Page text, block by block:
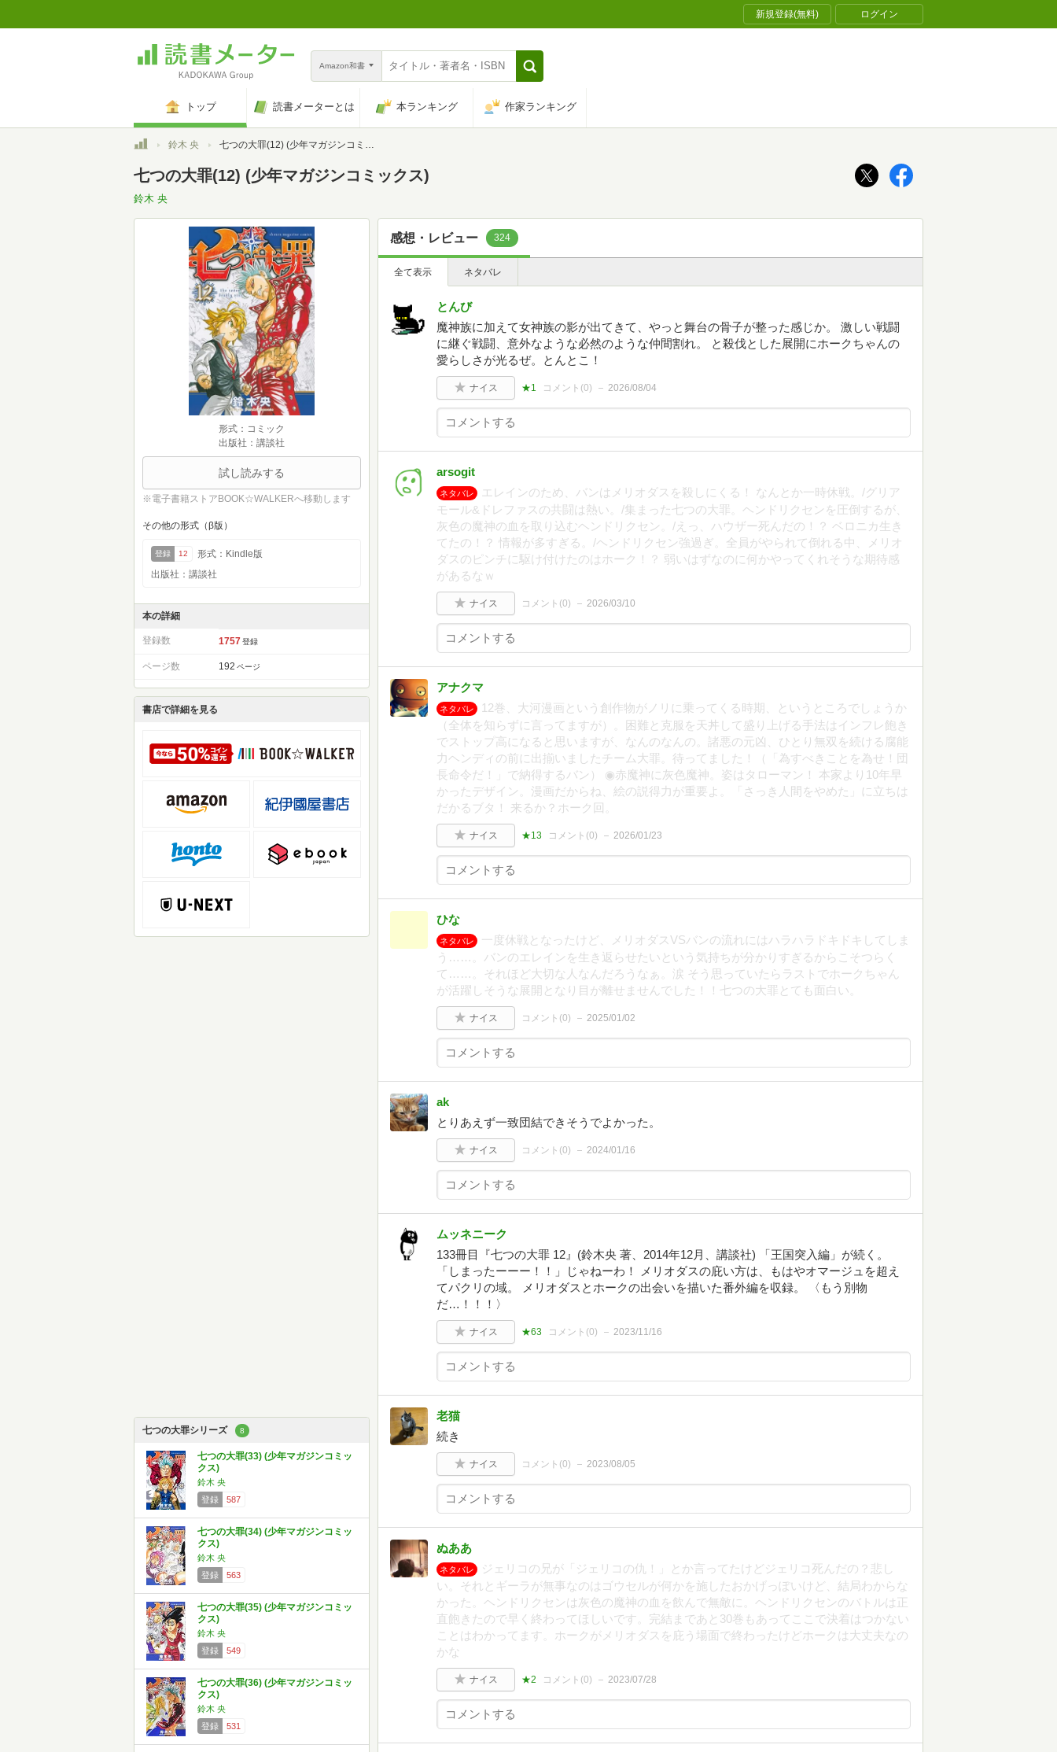
新規登録(無料) ログイン
Amazon和書
トップ 読書メーターとは 本ランキング 作家ランキング
トップ鈴木 央 七つの大罪(12) (少年マガジンコミックス)
七つの大罪(12) (少年マガジンコミックス)
鈴木 央
形式：コミック
出版社：講談社
試し読みする
※電子書籍ストアBOOK☆WALKERへ移動します
その他の形式（β版）
登録 12
形式：Kindle版
出版社：講談社
本の詳細
登録数 1757 登録
ページ数 192 ページ
書店で詳細を見る
七つの大罪シリーズ 8
七つの大罪(33) (少年マガジンコミッ
クス)
鈴木 央
登録
587
七つの大罪(34) (少年マガジンコミッ
クス)
鈴木 央
登録
563
七つの大罪(35) (少年マガジンコミッ
クス)
鈴木 央
登録
549
七つの大罪(36) (少年マガジンコミッ
クス)
鈴木 央
登録
531
感想・レビュー 324
全て表示 ネタバレ
とんび
魔神族に加えて女神族の影が出てきて、やっと舞台の骨子が整った感じか。 激しい戦闘
に継ぐ戦闘、意外なような必然のような仲間割れ。 と殺伐とした展開にホークちゃんの
愛らしさが光るぜ。とんとこ！
ナイス ★1 コメント(0) 2026/08/04
arsogit
ネタバレ
エレインのため、バンはメリオダスを殺しにくる！ なんとか一時休戦。/グリア
モール&ドレファスの共闘は熱い。/集まった七つの大罪。ヘンドリクセンを圧倒するが、
灰色の魔神の血を取り込むヘンドリクセン。/えっ、ハウザー死んだの！？ ベロニカ生き
てたの！？ 情報が多すぎる。/ヘンドリクセン強過ぎ。全員がやられて倒れる中、メリオ
ダスのピンチに駆け付けたのはホーク！？ 弱いはずなのに何かやってくれそうな期待感
があるなｗ
ナイス コメント(0) 2026/03/10
アナクマ
ネタバレ
12巻、大河漫画という創作物がノリに乗ってくる時期、というところでしょうか
（全体を知らずに言ってますが）。困難と克服を天丼して盛り上げる手法はインフレ飽き
でストップ高になると思いますが、なんのなんの。諸悪の元凶、ひとり無双を続ける腐能
力ヘンディの前に出揃いましたチーム大罪。待ってました！（「為すべきことを為せ！団
長命令だ！」で納得するバン） ◉赤魔神に灰色魔神。姿はタローマン！ 本家より10年早
かったデザイン。漫画だからね、絵の説得力が重要よ。「さっき人間をやめた」に立ちは
だかるブタ！ 来るか？ホーク回。
ナイス ★13 コメント(0) 2026/01/23
ひな
ネタバレ
一度休戦となったけど、メリオダスVSバンの流れにはハラハラドキドキしてしま
う……。バンのエレインを生き返らせたいという気持ちが分かりすぎるからこそつらく
て……。それほど大切な人なんだろうなぁ。涙 そう思っていたらラストでホークちゃん
が活躍しそうな展開となり目が離せませんでした！！七つの大罪とても面白い。
ナイス コメント(0) 2025/01/02
ak
とりあえず一致団結できそうでよかった。
ナイス コメント(0) 2024/01/16
ムッネニーク
133冊目『七つの大罪 12』(鈴木央 著、2014年12月、講談社) 「王国突入編」が続く。
「しまったーーー！！」じゃねーわ！ メリオダスの庇い方は、もはやオマージュを超え
てパクリの域。 メリオダスとホークの出会いを描いた番外編を収録。 〈もう別物
だ…！！！〉
ナイス ★63 コメント(0) 2023/11/16
老猫
続き
ナイス コメント(0) 2023/08/05
ぬああ
ネタバレ
ジェリコの兄が「ジェリコの仇！」とか言ってたけどジェリコ死んだの？悲し
い。それとギーラが無事なのはゴウセルが何かを施したおかげっぽいけど、結局わからな
かった。ヘンドリクセンは灰色の魔神の血を飲んで無敵に。ヘンドリクセンのバトルは正
直飽きたので早く終わってほしいです。完結まであと30巻もあってここで決着はつかない
ことはわかってます。ホークがメリオダスを庇う場面で終わったけどホークは大丈夫なの
かな
ナイス ★2 コメント(0) 2023/07/28